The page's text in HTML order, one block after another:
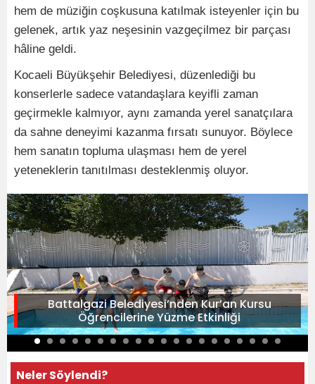
hem de müziğin coşkusuna katılmak isteyenler için bu
gelenek, artık yaz neşesinin vazgeçilmez bir parçası
hâline geldi.
Kocaeli Büyükşehir Belediyesi, düzenlediği bu
konserlerle sadece vatandaşlara keyifli zaman
geçirmekle kalmıyor, aynı zamanda yerel sanatçılara
da sahne deneyimi kazanma fırsatı sunuyor. Böylece
hem sanatın topluma ulaşması hem de yerel
yeteneklerin tanıtılması desteklenmiş oluyor.
Battalgazi Belediyesi’nden Kur’an Kursu
Öğrencilerine Yüzme Etkinliği
Neler Söylendi?